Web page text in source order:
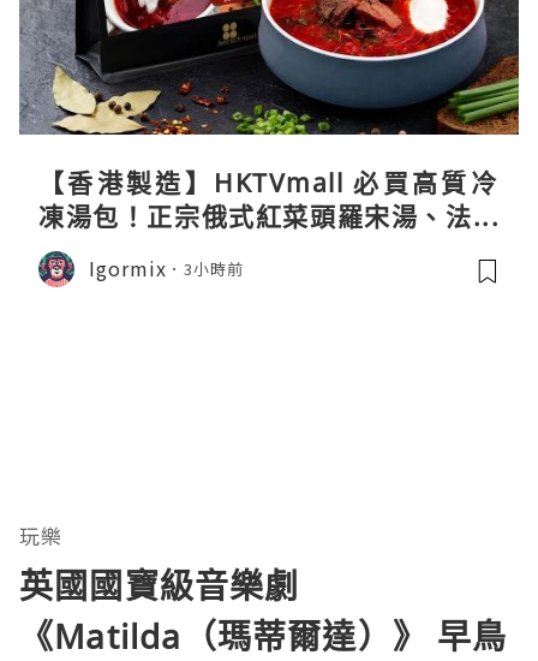
【香港製造】HKTVmall 必買高質冷
凍湯包！正宗俄式紅菜頭羅宋湯、法式
龍蝦濃湯與生酮膠原蛋白骨頭湯全攻略
Igormix 3小時前
玩樂
英國國寶級音樂劇
《Matilda（瑪蒂爾達）》 早鳥